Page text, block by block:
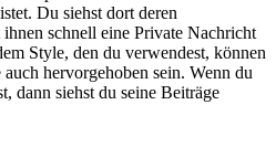
Du siehst dort deren
schnell eine Private Nachricht
Style, den du verwendest, können
hervorgehoben sein. Wenn du
dann siehst du seine Beiträge